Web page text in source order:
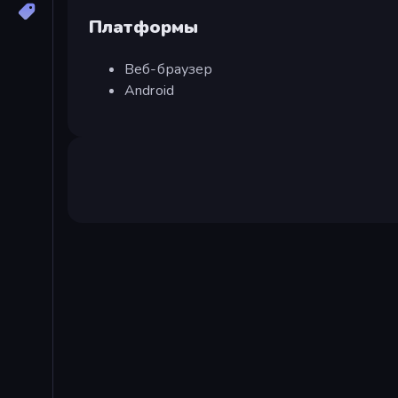
Платформы
Веб-браузер
Android